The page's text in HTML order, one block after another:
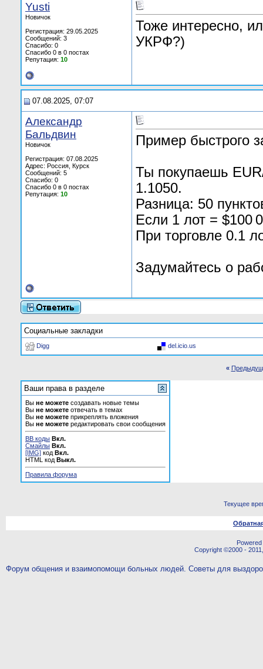
Yusti
Новичок
Регистрация: 29.05.2025
Сообщений: 3
Спасибо: 0
Спасибо 0 в 0 постах
Репутация: 10
Тоже интересно,
УКРФ?)
07.08.2025, 07:07
Александр
Бальдвин
Новичок
Регистрация: 07.08.2025
Адрес: Россия, Курск
Сообщений: 5
Спасибо: 0
Спасибо 0 в 0 постах
Репутация: 10
Пример быстрого
Ты покупаешь
1.1050.
Разница: 50
Если 1 лот = $100
При торговле 0.1
Задумайтесь о
Социальные закладки
Digg del.icio.us
«
Ваши права в разделе
Вы не можете создавать новые темы
Вы не можете отвечать в темах
Вы не можете прикреплять вложения
Вы не можете редактировать свои сообщения
BB коды Вкл.
Смайлы Вкл.
[IMG] код Вкл.
HTML код Выкл.
Правила форума
Текущее
Copyright ©2000 -
Форум общения и взаимопомощи больных людей. Советы для